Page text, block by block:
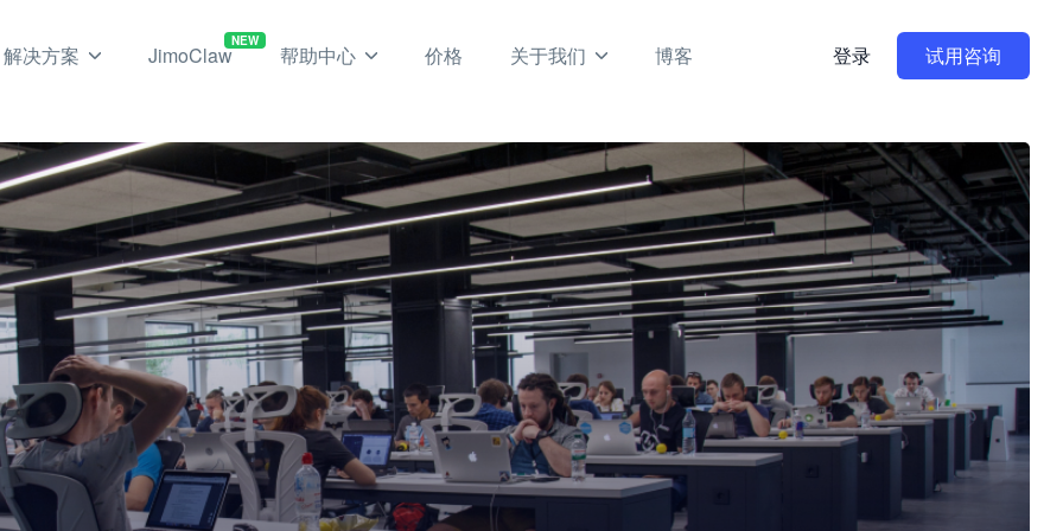
解决方案 JimoClaw
NEW
帮助中心 价格 关于我们 博客 登录 试用咨询